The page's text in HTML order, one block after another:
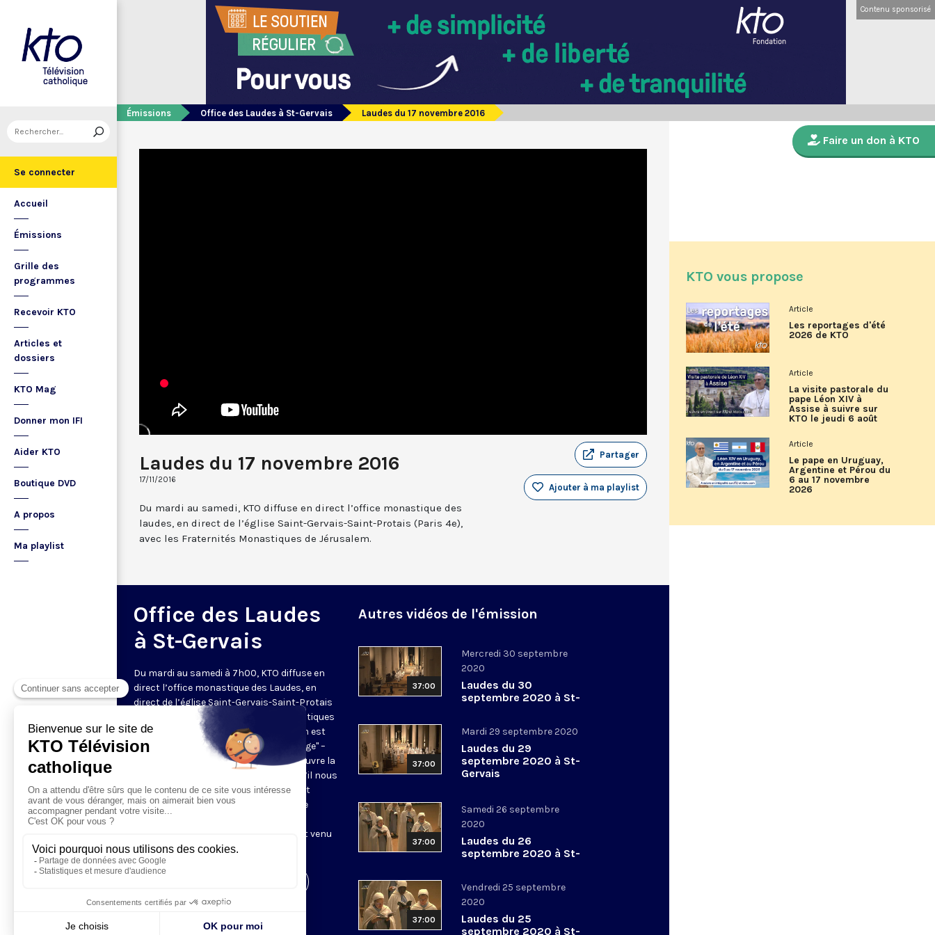
Se connecter
Accueil
Émissions
Grille des
programmes
Recevoir KTO
Articles et
dossiers
KTO Mag
Donner mon IFI
Aider KTO
Boutique DVD
A propos
Ma playlist
Contenu sponsorisé
Émissions Office des Laudes à St-Gervais Laudes du 17 novembre 2016
Laudes du 17 novembre 2016
17/11/2016
Partager
Ajouter à ma playlist
Du mardi au samedi, KTO diffuse en direct l’office monastique des
laudes, en direct de l’église Saint-Gervais-Saint-Protais (Paris 4e),
avec les Fraternités Monastiques de Jérusalem.
Office des Laudes
à St-Gervais
Du mardi au samedi à 7h00, KTO diffuse en
direct l’office monastique des Laudes, en
direct de l’église Saint-Gervais-Saint-Protais
(Paris IVe), avec les Fraternités Monastiques
de Jérusalem. Les Laudes – dont le nom est
dérivé du terme latin qui signifie "louange" –
sont d’abord la prière de louange qui ouvre la
journée pour remercier Dieu du don qu’il nous
fait de ce jour nouveau, et le placer tout
entier sous son regard. Mais son heure
Résurrection du Seigneur, "soleil levant venu
nous visiter" (Lc 1,28).
Autres vidéos de l'émission
37:00
Mercredi 30 septembre
2020
Laudes du 30
septembre 2020 à St-
37:00
Mardi 29 septembre 2020
Laudes du 29
septembre 2020 à St-
Gervais
37:00
Samedi 26 septembre
2020
Laudes du 26
septembre 2020 à St-
37:00
Vendredi 25 septembre
2020
Laudes du 25
septembre 2020 à St-
Faire un don à KTO
KTO vous propose
Article
Les reportages d'été
2026 de KTO
Article
La visite pastorale du
pape Léon XIV à
Assise à suivre sur
KTO le jeudi 6 août
Article
Le pape en Uruguay,
Argentine et Pérou du
6 au 17 novembre
2026